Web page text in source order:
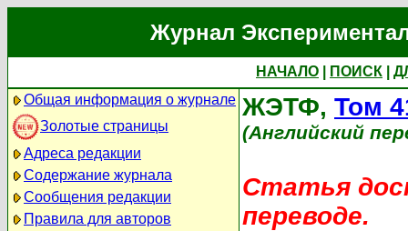
Журнал
НАЧАЛО ПОИСК
Общая информация о журнале
Золотые страницы
Адреса редакции
Содержание журнала
Сообщения редакции
Правила для авторов
ЖЭТФ, Том
(Английский
Статья
переводе.